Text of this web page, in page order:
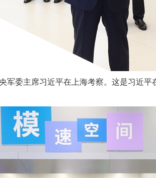
军委主席习近平在上海考察。这是习近